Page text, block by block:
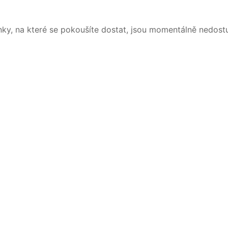
na které se pokoušíte dostat, jsou momentálně